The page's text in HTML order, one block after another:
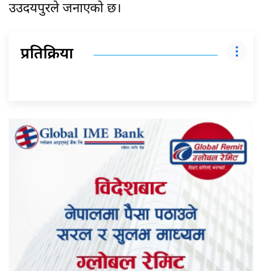
उउदयपुरले जनाएकाे छ।
प्रतिक्रिया